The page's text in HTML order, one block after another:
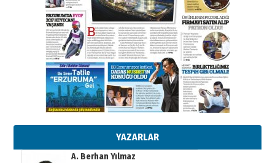
YAZARLAR
29 Haziran 2026 Pazartesi
Kenan GÜLERCİ
Murat Şahsuvaroğlu ERKON’da
çıtayı yukarı taşırken,
yönetimdekiler aşağı
çekmemeli!
17 Şubat 2026 SalıOrhan BOZKURT
Bir fotoğraf, bir şehir, bir
gazeteci… Dizginler kimin
A. Berhan Yılmaz